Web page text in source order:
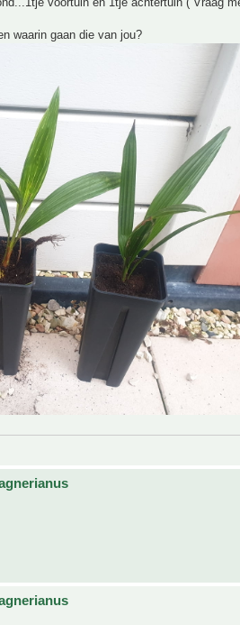
waarin gaan die van jou?